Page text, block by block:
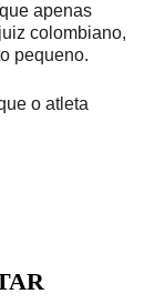
apenas
colombiano,
pequeno.
o atleta